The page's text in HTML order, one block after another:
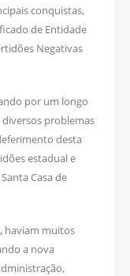
conquistas,
de Entidade
Negativas
por um longo
problemas
desta
estadual e
Casa de
haviam muitos
a nova